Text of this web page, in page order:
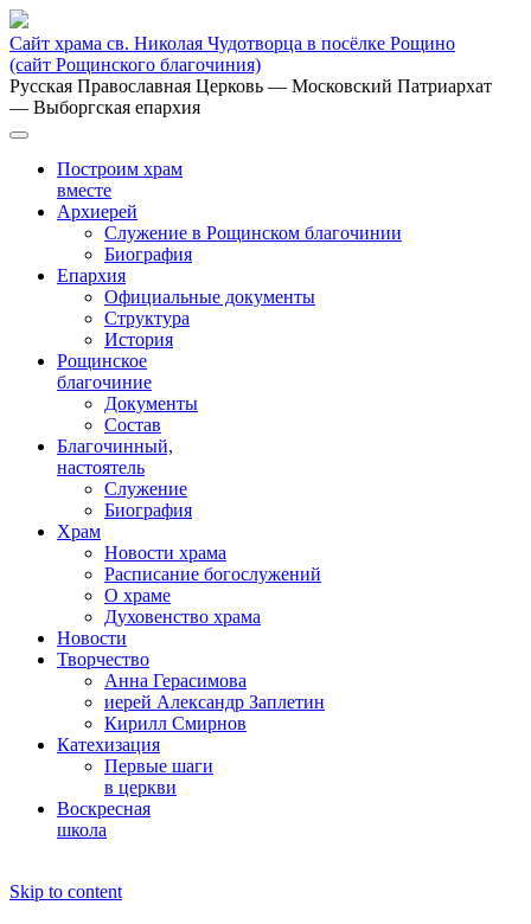
Сайт храма св. Николая Чудотворца в посёлке Рощино
(сайт Рощинского благочиния)
Русская Православная Церковь — Московский Патриархат
— Выборгская епархия
Построим храм
вместе
Архиерей
Служение в Рощинском благочинии
Биография
Епархия
Официальные документы
Структура
История
Рощинское
благочиние
Документы
Состав
Благочинный,
настоятель
Служение
Биография
Храм
Новости храма
Расписание богослужений
О храме
Духовенство храма
Новости
Творчество
Анна Герасимова
иерей Александр Заплетин
Кирилл Смирнов
Катехизация
Первые шаги
в церкви
Воскресная
школа
Skip to content